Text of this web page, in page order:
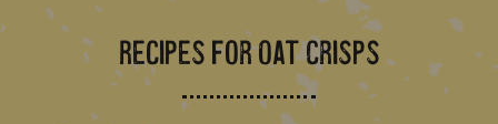
Recipes for Oat Crisps